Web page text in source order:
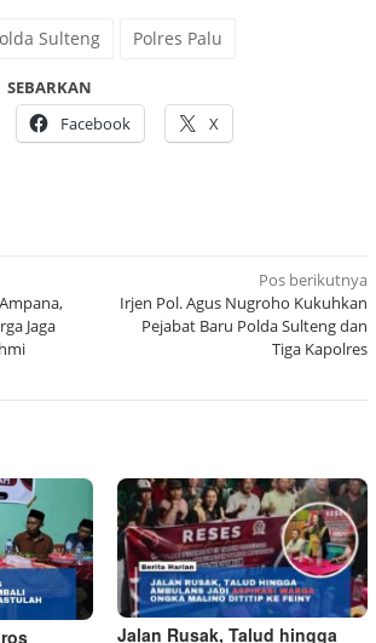
Sulteng Polres Palu
SEBARKAN
Facebook
X
Jaga
Pos berikutnya
Irjen Pol. Agus Nugroho Kukuhkan
Pejabat Baru Polda Sulteng dan
Tiga Kapolres
Jalan Rusak, Talud hingga